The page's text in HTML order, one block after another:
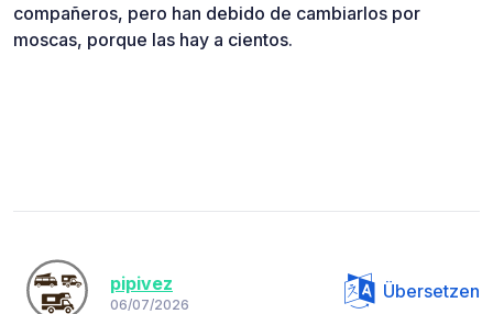
compañeros, pero han debido de cambiarlos por
moscas, porque las hay a cientos.
pipivez
06/07/2026
Übersetzen